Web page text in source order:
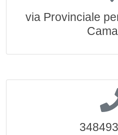
via Provinciale